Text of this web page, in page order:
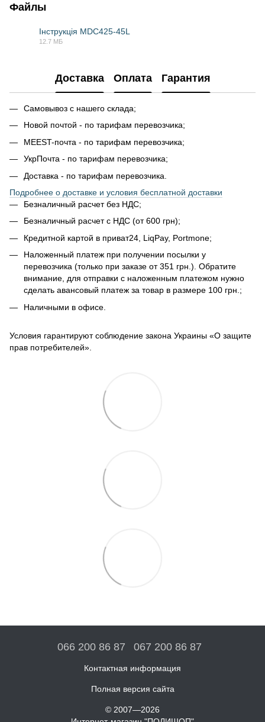
Файлы
Інструкція MDC425-45L
12.7 МБ
Доставка Оплата Гарантия
Самовывоз с нашего склада;
Новой почтой - по тарифам перевозчика;
MEEST-почта - по тарифам перевозчика;
УкрПочта - по тарифам перевозчика;
Доставка - по тарифам перевозчика.
Подробнее о доставке и условия бесплатной доставки
Безналичный расчет без НДС;
Безналичный расчет с НДС (от 600 грн);
Кредитной картой в приват24, LiqPay, Portmone;
Наложенный платеж при получении посылки у
перевозчика (только при заказе от 351 грн.). Обратите
внимание, для отправки с наложенным платежом нужно
сделать авансовый платеж за товар в размере 100 грн.;
Наличными в офисе.
Условия гарантируют соблюдение закона Украины «О защите
прав потребителей».
066 200 86 87 067 200 86 87
Контактная информация
Полная версия сайта
© 2007—2026